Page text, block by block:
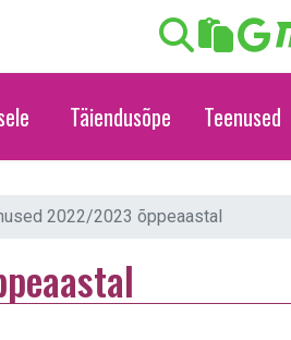
Täiendusõpe Teenused
2022/2023 õppeaastal